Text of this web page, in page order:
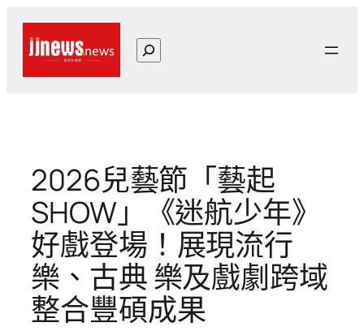
搜
尋
2026兒藝節「藝起
SHOW」《迷航少年》
好戲登場！展現流行
樂、古典 樂及戲劇跨域
整合豐碩成果